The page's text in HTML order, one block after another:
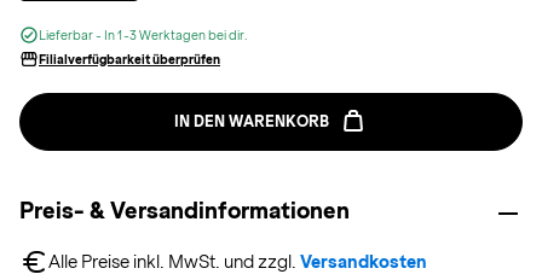
Lieferbar - In 1-3 Werktagen bei dir.
Filialverfügbarkeit überprüfen
IN DEN WARENKORB
Preis- & Versandinformationen
Alle Preise inkl. MwSt. und zzgl. Versandkosten